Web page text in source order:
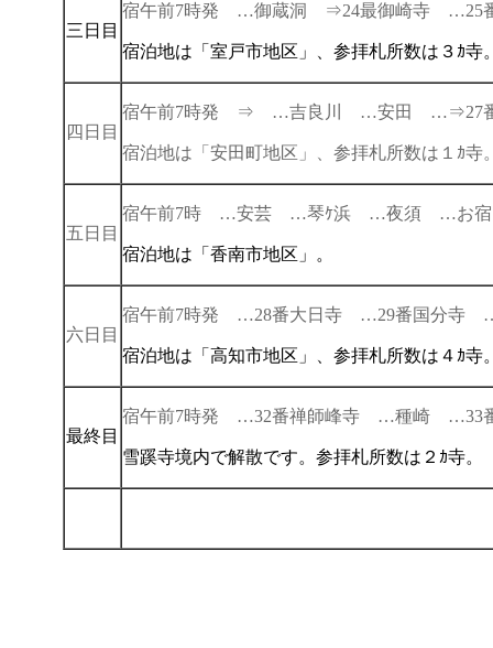
三日目
宿午前7時発 …御蔵洞 ⇒24最御崎寺 …25
宿泊地は「室戸市地区」、参拝札所数は３ｶ寺
四日目
宿午前7時発 ⇒ …吉良川 …安田 …⇒27
宿泊地は「安田町地区」、参拝札所数は１ｶ
五日目
宿午前7時…安芸 …琴ｹ浜 …夜須 …お宿
宿泊地は「香南市地区」。
六日目
宿午前7時発 …28番大日寺 …29番国分
宿泊地は「高知市地区」、参拝札所数は４ｶ寺
最終目
宿午前7時発 …32番禅師峰寺 …種崎 …33
雪蹊寺境内で解散です。参拝札所数は２ｶ寺。